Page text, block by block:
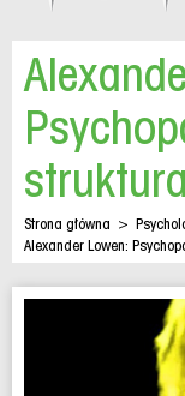
Strona główna >
Alexander Lowen: